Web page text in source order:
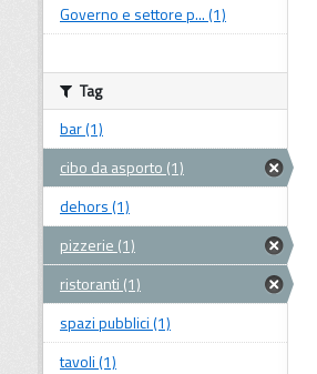
Governo e settore p... (1)
Tag
bar (1)
cibo da asporto (1)
dehors (1)
pizzerie (1)
ristoranti (1)
spazi pubblici (1)
tavoli (1)